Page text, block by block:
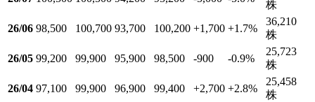
株
26/06 98,500 100,700 93,700 100,200 +1,700 +1.7%
36,210
株
26/05 99,200 99,900 95,900 98,500 -900 -0.9%
25,723
株
26/04 97,100 99,900 96,900 99,400 +2,700 +2.8%
25,458
株